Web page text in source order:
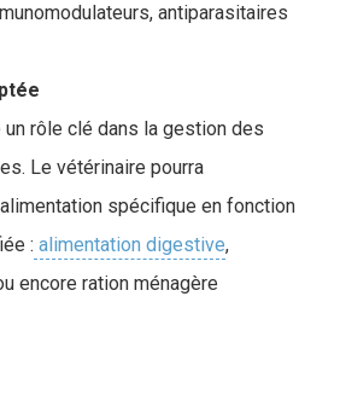
antiparasitaires
un rôle clé dans la gestion des
Le vétérinaire pourra
spécifique en fonction
: alimentation digestive,
encore ration ménagère